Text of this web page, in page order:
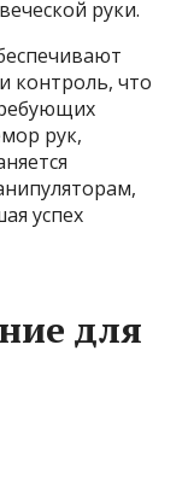
руки.
контроль, что
рук,
успех
для